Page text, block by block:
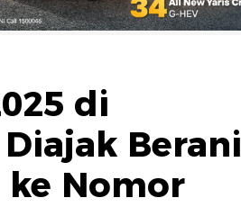
di
Berani
ke Nomor